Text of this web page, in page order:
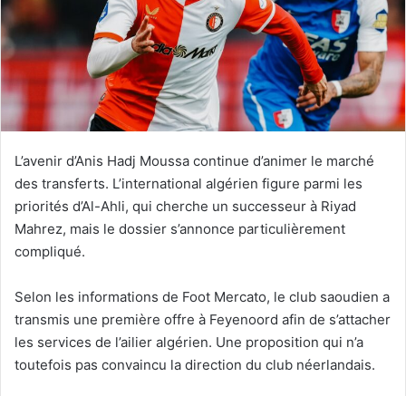
L’avenir d’Anis Hadj Moussa continue d’animer le marché
des transferts. L’international algérien figure parmi les
priorités d’Al-Ahli, qui cherche un successeur à Riyad
Mahrez, mais le dossier s’annonce particulièrement
compliqué.
Selon les informations de Foot Mercato, le club saoudien a
transmis une première offre à Feyenoord afin de s’attacher
les services de l’ailier algérien. Une proposition qui n’a
toutefois pas convaincu la direction du club néerlandais.